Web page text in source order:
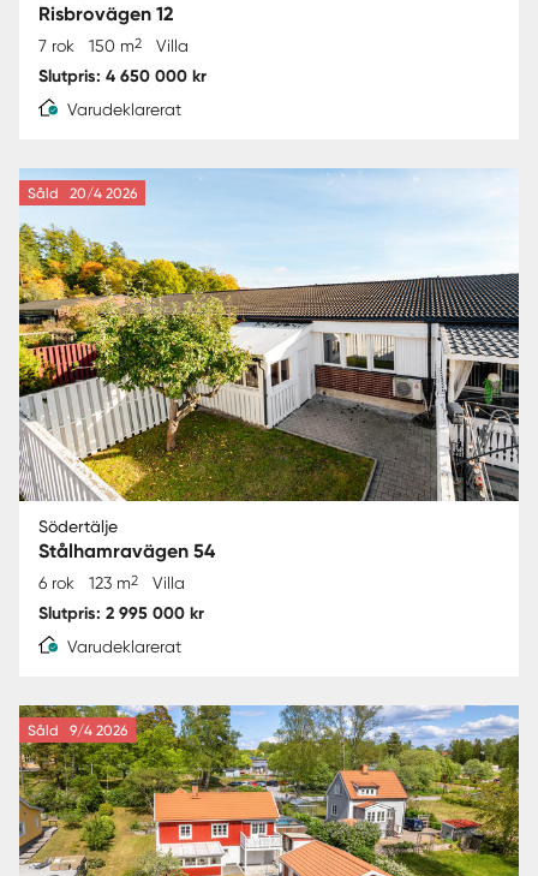
Risbrovägen 12
7 rok 150 m2 Villa
Slutpris: 4 650 000 kr
Varudeklarerat
Såld 20/4 2026
Södertälje
Stålhamravägen 54
6 rok 123 m2 Villa
Slutpris: 2 995 000 kr
Varudeklarerat
Såld 9/4 2026